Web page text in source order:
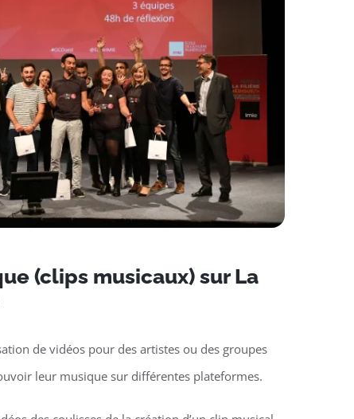
(clips musicaux) sur La
de vidéos pour des artistes ou des groupes
leur musique sur différentes plateformes.